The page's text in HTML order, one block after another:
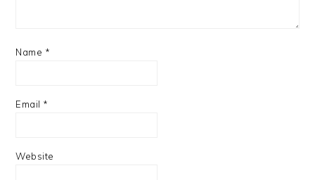
Name *
Email *
Website